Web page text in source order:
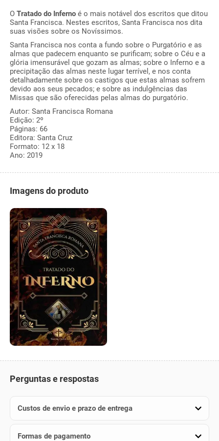
O Tratado do Inferno é o mais notável dos escritos que ditou
Santa Francisca. Nestes escritos, Santa Francisca nos dita
suas visões sobre os Novíssimos.
Santa Francisca nos conta a fundo sobre o Purgatório e as
almas que padecem enquanto se purificam; sobre o Céu e a
glória imensurável que gozam as almas; sobre o Inferno e a
precipitação das almas neste lugar terrível, e nos conta
detalhadamente sobre os castigos que estas almas sofrem
devido aos seus pecados; e sobre as indulgências das
Missas que são oferecidas pelas almas do purgatório.
Autor: Santa Francisca Romana
Edição: 2º
Páginas: 66
Editora: Santa Cruz
Formato: 12 x 18
Ano: 2019
Imagens do produto
Perguntas e respostas
Custos de envio e prazo de entrega
Formas de pagamento